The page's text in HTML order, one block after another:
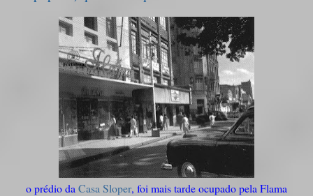
o prédio da Casa Sloper, foi mais tarde ocupado pela Flama